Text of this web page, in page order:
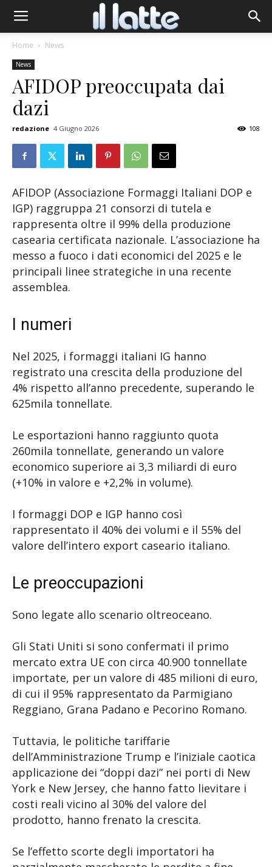
Home News
News
AFIDOP preoccupata dai
dazi
redazione 4 Giugno 2026 108
AFIDOP (Associazione Formaggi Italiani DOP e
IGP) raggruppa 21 consorzi di tutela e
rappresenta oltre il 99% della produzione
casearia certificata nazionale. L’associazione ha
messo a fuoco i dati economici del 2025 e le
principali linee strategiche in una recente
assemblea.
I numeri
Nel 2025, i formaggi italiani IG hanno
registrato una crescita della produzione del
4% rispetto all’anno precedente, superando le
625mila tonnellate.
Le esportazioni hanno raggiunto quota
260mila tonnellate, generando un valore
economico superiore ai 3,3 miliardi di euro
(+10% in valore e +2,2% in volume).
I formaggi DOP e IGP hanno così
rappresentato il 40% dei volumi e il 55% del
valore dell’intero export caseario italiano.
Le preoccupazioni
Sono legate allo scenario oltreoceano.
Gli Stati Uniti si sono confermati il primo
mercato extra UE con circa 40.900 tonnellate
importate, per un valore di 485 milioni di euro,
di cui il 95% rappresentato da Parmigiano
Reggiano, Grana Padano e Pecorino Romano.
Tuttavia, le politiche tariffarie
dell’Amministrazione Trump e l’iniziale caotica
applicazione dei “doppi dazi” nei porti di New
York e New Jersey, che hanno fatto lievitare i
costi reali vicino al 30% del valore del
prodotto, hanno frenato la crescita.
Se l’effetto scorte degli importatori ha